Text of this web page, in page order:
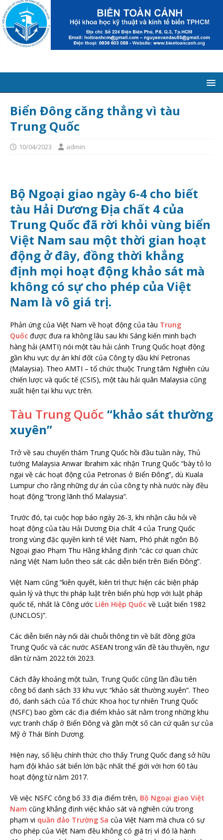
Biển Đông căng thẳng vì tàu
Trung Quốc
10/04/2023 admin
Bộ Ngoại giao ngày 6-4 cho biết
tàu Hải Dương Địa chất 4 của
Trung Quốc đã rời khỏi vùng biển
Việt Nam sau một thời gian hoạt
động ở đây, đồng thời khẳng
định mọi hoạt động khảo sát mà
không có sự cho phép của Việt
Nam là vô giá trị.
Phản ứng của Việt Nam về hoạt động của tàu Trung
Quốc được đưa ra không lâu sau khi Sáng kiến minh bạch
hàng hải (AMTI) nói một tàu hải cảnh Trung Quốc hoạt động
gần khu vực dự án khí đốt của Công ty dầu khí Petronas
(Malaysia). Theo AMTI – tổ chức thuộc Trung tâm Nghiên cứu
chiến lược và quốc tế (CSIS), một tàu hải quân Malaysia cũng
xuất hiện tại khu vực trên.
Tàu Trung Quốc “khảo sát thường
xuyên”
Trở về sau chuyến thăm Trung Quốc hồi đầu tuần này, Thủ
tướng Malaysia Anwar Ibrahim xác nhận Trung Quốc “bày tỏ lo
ngại về các hoạt động của Petronas ở Biển Đông”, dù Kuala
Lumpur cho rằng những dự án của công ty nhà nước này đều
hoạt động “trong lãnh thổ Malaysia”.
Trước đó, tại cuộc họp báo ngày 26-3, khi nhận câu hỏi về
hoạt động của tàu Hải Dương Địa chất 4 của Trung Quốc
trong vùng đặc quyền kinh tế Việt Nam, Phó phát ngôn Bộ
Ngoại giao Phạm Thu Hằng khẳng định “các cơ quan chức
năng Việt Nam luôn theo sát các diễn biến trên Biển Đông”.
Việt Nam cũng “kiên quyết, kiên trì thực hiện các biện pháp
quản lý và thực thi pháp luật trên biển phù hợp với luật pháp
quốc tế, nhất là Công ước Liên Hiệp Quốc về Luật biển 1982
(UNCLOS)”.
Các diễn biến này nối dài chuỗi thông tin về bất đồng giữa
Trung Quốc và các nước ASEAN trong vấn đề tàu thuyền, ngư
dân từ năm 2022 tới 2023.
Cách đây khoảng một tuần, Trung Quốc cũng lần đầu tiên
công bố danh sách 33 khu vực “khảo sát thường xuyên”. Theo
đó, danh sách của Tổ chức Khoa học tự nhiên Trung Quốc
(NSFC) bao gồm các địa điểm khảo sát nằm trong những khu
vực tranh chấp ở Biển Đông và gần một số căn cứ quân sự của
Mỹ ở Thái Bình Dương.
Hiện nay, số liệu chính thức cho thấy Trung Quốc đang sở hữu
hạm đội khảo sát biển lớn bậc nhất thế giới với hơn 60 tàu
hoạt động từ năm 2017.
Về việc NSFC công bố 33 địa điểm trên, Bộ Ngoại giao Việt
Nam cũng khẳng định việc khảo sát và nghiên cứu trong
phạm vi quần đảo Trường Sa của Việt Nam mà chưa có sự
cho phép của Việt Nam đều không có giá trị vì đó là hành